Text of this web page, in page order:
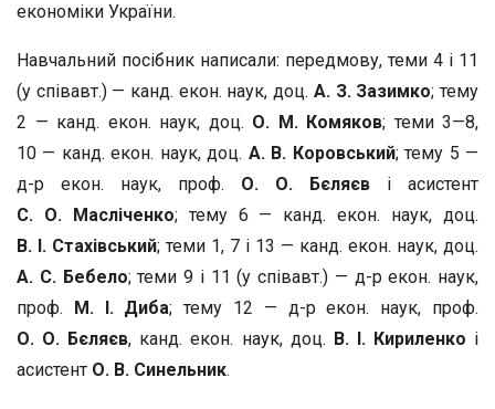
економіки України.
Навчальний посібник написали: передмову, теми 4 і 11
(у співавт.) — канд. екон. наук, доц. А. З. Зазимко; тему
2 — канд. екон. наук, доц. О. М. Комяков; теми 3—8,
10 — канд. екон. наук, доц. А. В. Коровський; тему 5 —
д-р екон. наук, проф. О. О. Бєляєв і асистент
С. О. Масліченко; тему 6 — канд. екон. наук, доц.
В. І. Стахівський; теми 1, 7 і 13 — канд. екон. наук, доц.
А. С. Бебело; теми 9 і 11 (у співавт.) — д-р екон. наук,
проф. М. І. Диба; тему 12 — д-р екон. наук, проф.
О. О. Бєляєв, канд. екон. наук, доц. В. І. Кириленко і
асистент О. В. Синельник.